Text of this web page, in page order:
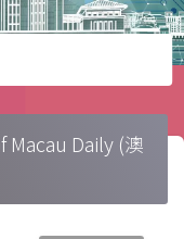
Macau Daily (澳